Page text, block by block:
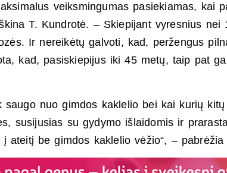
veiksmingumas pasiekiamas, kai
T. Kundrotė. – Skiepijant vyresnius nei
Ir nereikėtų galvoti, kad, peržengus
kad, pasiskiepijus iki 45 metų, taip pat
saugo nuo gimdos kaklelio bei kai kurių
susijusias su gydymo išlaidomis ir
ateitį be gimdos kaklelio vėžio“, – pabrėžia